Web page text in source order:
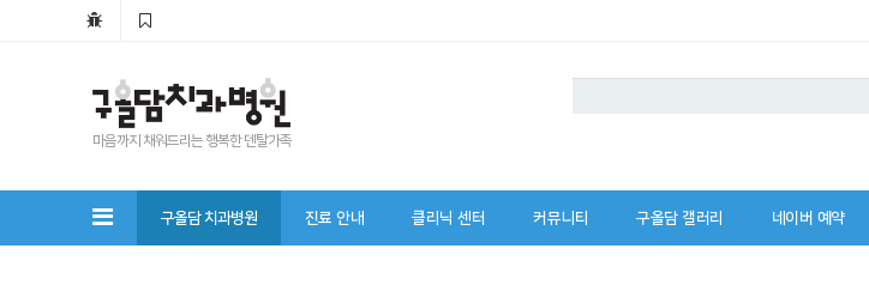
마음까지 채워드리는 행복한 덴탈가족
구올담 치과병원 진료 안내 클리닉 센터 커뮤니티 구올담 갤러리 네이버 예약